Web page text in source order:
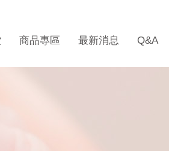
商品專區 最新消息 Q&A